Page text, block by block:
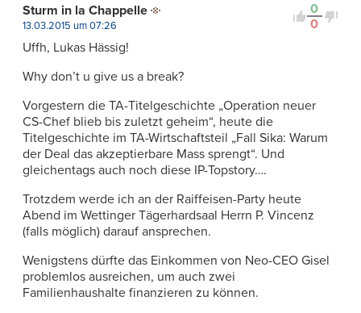
0
0
Sturm in la Chappelle
13.03.2015 um 07:26
Uffh, Lukas Hässig!
Why don’t u give us a break?
Vorgestern die TA-Titelgeschichte „Operation neuer
CS-Chef blieb bis zuletzt geheim“, heute die
Titelgeschichte im TA-Wirtschaftsteil „Fall Sika: Warum
der Deal das akzeptierbare Mass sprengt“. Und
gleichentags auch noch diese IP-Topstory….
Trotzdem werde ich an der Raiffeisen-Party heute
Abend im Wettinger Tägerhardsaal Herrn P. Vincenz
(falls möglich) darauf ansprechen.
Wenigstens dürfte das Einkommen von Neo-CEO Gisel
problemlos ausreichen, um auch zwei
Familienhaushalte finanzieren zu können.